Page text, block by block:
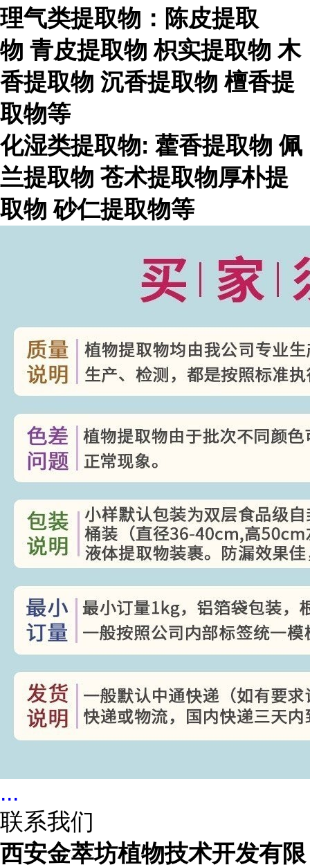
理气类提取物：陈皮提取
物 青皮提取物 枳实提取物 木
香提取物 沉香提取物 檀香提
取物等
化湿类提取物: 藿香提取物 佩
兰提取物 苍术提取物厚朴提
取物 砂仁提取物等
...
联系我们
西安金萃坊植物技术开发有限